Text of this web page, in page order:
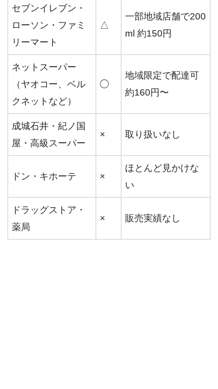
セブンイレブン・
ローソン・ファミ
リーマート
△
一部地域店舗で200
ml 約150円
ネットスーパー
（ヤオコー、ベル
クネットなど）
◯
地域限定で配達可
約160円〜
成城石井・紀ノ国
屋・高級スーパー
× 取り扱いなし
ドン・キホーテ ×
ほとんど見かけな
い
ドラッグストア・
薬局
× 販売実績なし